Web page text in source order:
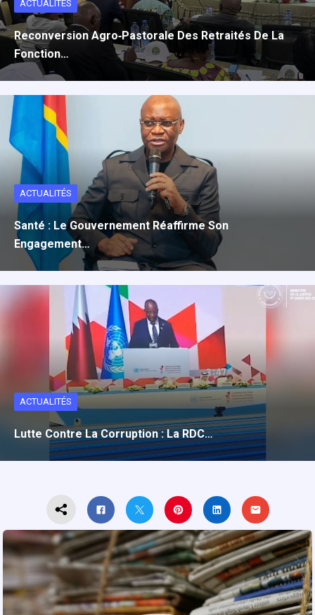
ACTUALITÉS
Reconversion Agro‑pastorale Des Retraités De La
Fonction…
ACTUALITÉS
Santé : Le Gouvernement Réaffirme Son
Engagement…
ACTUALITÉS
Lutte Contre La Corruption : La RDC…